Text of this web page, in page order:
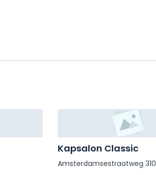
Kapsalon Classic
Amsterdamsestraatweg 310